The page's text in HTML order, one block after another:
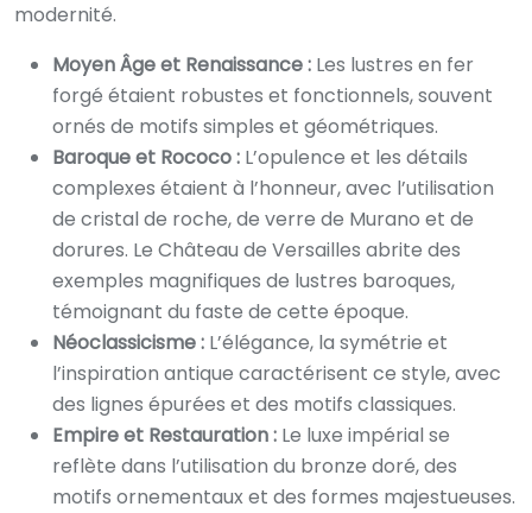
modernité.
Moyen Âge et Renaissance : Les lustres en fer
forgé étaient robustes et fonctionnels, souvent
ornés de motifs simples et géométriques.
Baroque et Rococo : L’opulence et les détails
complexes étaient à l’honneur, avec l’utilisation
de cristal de roche, de verre de Murano et de
dorures. Le Château de Versailles abrite des
exemples magnifiques de lustres baroques,
témoignant du faste de cette époque.
Néoclassicisme : L’élégance, la symétrie et
l’inspiration antique caractérisent ce style, avec
des lignes épurées et des motifs classiques.
Empire et Restauration : Le luxe impérial se
reflète dans l’utilisation du bronze doré, des
motifs ornementaux et des formes majestueuses.